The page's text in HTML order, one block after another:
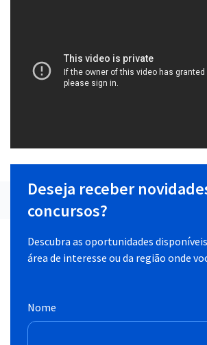
Deseja receber
concursos?
Descubra as oportunidades
área de interesse ou da região onde
Nome